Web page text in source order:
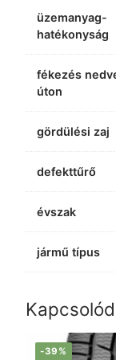
üzemanyag-
hatékonyság
fékezés
úton
gördülési zaj
defekttűrő
évszak
jármű típus
-39%